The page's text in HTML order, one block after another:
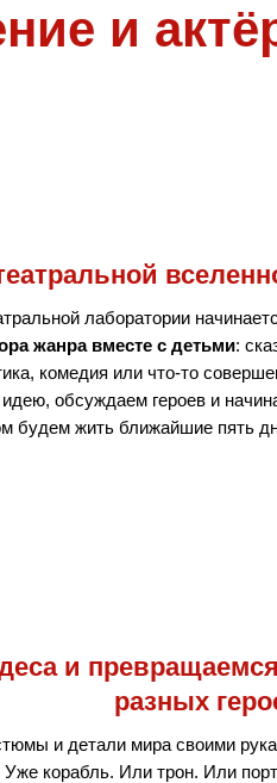
и
лаборатории
жанра вместе с детьми:
комедия или что-то
обсуждаем героев и
будем жить ближайшие пять
и
разных
и детали мира своими
корабль. Или трон. Или